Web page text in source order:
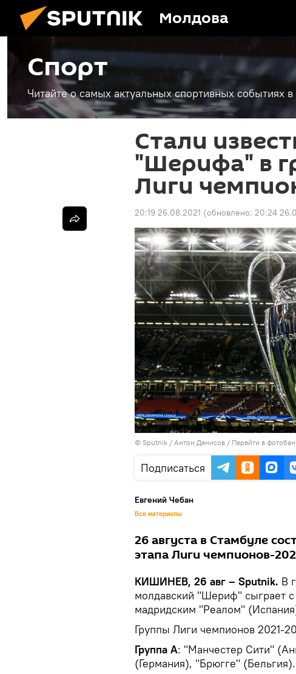
Молдова
Спорт
Читайте о самых актуальных спортивных событиях
Стали
"Шерифа" в
Лиги
20:19 26.08.2021 (обновлено: 20:24
© Sputnik / Антон Денисов / Перейти в
Подписаться
Евгений Чебан
Все материалы
26 августа в Стамбуле
этапа Лиги чемпионов-
КИШИНЕВ, 26 авг – Sputnik. В
молдавский "Шериф" сыграет
мадридским "Реалом"
Группы Лиги чемпионов 2021-
Группа А: "Манчестер Сити"
(Германия), "Брюгге" (Бельгия).